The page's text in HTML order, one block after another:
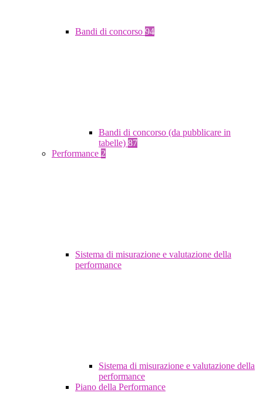
Bandi di concorso 94
Bandi di concorso (da pubblicare in
tabelle) 87
Performance 2
Sistema di misurazione e valutazione della
performance
Sistema di misurazione e valutazione della
performance
Piano della Performance